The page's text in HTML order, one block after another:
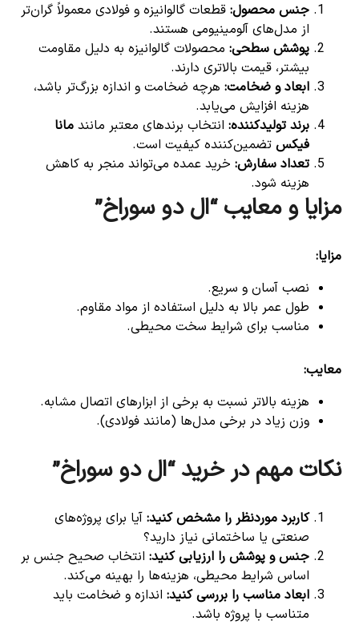
جنس محصول: قطعات گالوانیزه و فولادی معمولاً گران‌تر
از مدل‌های آلومینیومی هستند.
پوشش سطحی: محصولات گالوانیزه به دلیل مقاومت
بیشتر، قیمت بالاتری دارند.
ابعاد و ضخامت: هرچه ضخامت و اندازه بزرگ‌تر باشد،
هزینه افزایش می‌یابد.
برند تولیدکننده: انتخاب برندهای معتبر مانندمانا
فیکس تضمین‌کننده کیفیت است.
تعداد سفارش: خرید عمده می‌تواند منجر به کاهش
هزینه شود.
مزایا و معایب “ال دو سوراخ”
مزایا:
نصب آسان و سریع.
طول عمر بالا به دلیل استفاده از مواد مقاوم.
مناسب برای شرایط سخت محیطی.
معایب:
هزینه بالاتر نسبت به برخی از ابزارهای اتصال مشابه.
وزن زیاد در برخی مدل‌ها (مانند فولادی).
نکات مهم در خرید “ال دو سوراخ”
کاربرد موردنظر را مشخص کنید: آیا برای پروژه‌های
صنعتی یا ساختمانی نیاز دارید؟
جنس و پوشش را ارزیابی کنید: انتخاب صحیح جنس بر
اساس شرایط محیطی، هزینه‌ها را بهینه می‌کند.
ابعاد مناسب را بررسی کنید: اندازه و ضخامت باید
متناسب با پروژه باشد.